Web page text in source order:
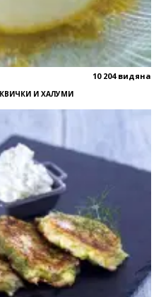
10 204 видяна
И ХАЛУМИ